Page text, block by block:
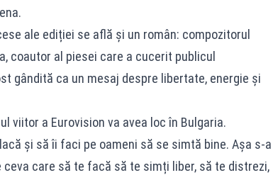
ale ediției se află și un român: compozitorul
coautor al piesei care a cucerit publicul
gândită ca un mesaj despre libertate, energie și
viitor a Eurovision va avea loc în Bulgaria.
și să îi faci pe oameni să se simtă bine. Așa s-a
ceva care să te facă să te simți liber, să te distrezi,